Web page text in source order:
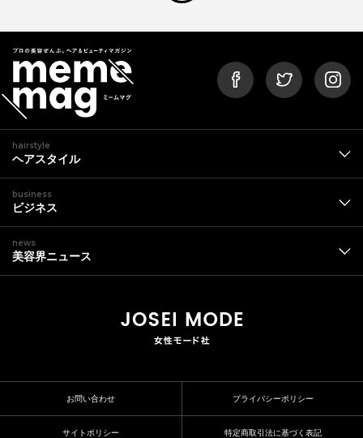
hairstyle
ヘアスタイル
business
ビジネス
news
美容界ニュース
お問い合わせ プライバシーポリシー
サイトポリシー 特定商取引法に基づく表記